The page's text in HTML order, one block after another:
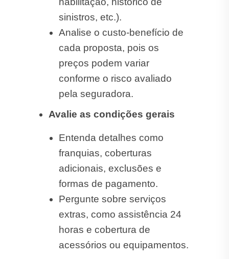
sinistros, etc.).
Analise o custo-benefício de
cada proposta, pois os
preços podem variar
conforme o risco avaliado
pela seguradora.
Avalie as condições gerais
Entenda detalhes como
franquias, coberturas
adicionais, exclusões e
formas de pagamento.
Pergunte sobre serviços
extras, como assistência 24
horas e cobertura de
acessórios ou equipamentos.